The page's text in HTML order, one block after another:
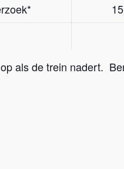
als de trein nadert.